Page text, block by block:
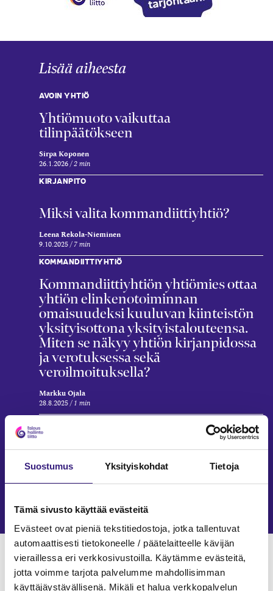
Suostumus Yksityiskohdat Tietoja
Tämä sivusto käyttää evästeitä
Evästeet ovat pieniä tekstitiedostoja, jotka tallentuvat
automaattisesti tietokoneelle / päätelaitteelle kävijän
vieraillessa eri verkkosivustoilla. Käytämme evästeitä,
jotta voimme tarjota palvelumme mahdollisimman
käyttäjäystävällisenä. Mikäli et halua verkkopalvelun
Lisää aiheesta
AVOIN YHTIÖ
Yhtiömuoto vaikuttaa
tilinpäätökseen
Sirpa Koponen
26.1.2026 2 min
KIRJANPITO
Miksi valita kommandiitti­yhtiö?
Leena Rekola-Nieminen
9.10.2025 7 min
KOMMANDIITTIYHTIÖ
Kommandiittiyhtiön yhtiömies ottaa
yhtiön elinkenotoiminnan
omaisuudeksi kuuluvan kiinteistön
yksityisottona yksityistalouteensa.
Miten se näkyy yhtiön kirjanpidossa
ja verotuksessa sekä
veroilmoituksella?
Markku Ojala
28.8.2025 1 min
Kommandiittiyhtiön omistaman
tulolähde – pääomatuloa vai ei
Verkkokoulutukset
TOIMINIMI